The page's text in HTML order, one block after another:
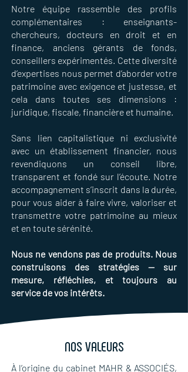
Notre équipe rassemble des profils
complémentaires : enseignants-
chercheurs, docteurs en droit et en
finance, anciens gérants de fonds,
conseillers expérimentés. Cette diversité
d’expertises nous permet d’aborder votre
patrimoine avec exigence et justesse, et
cela dans toutes ses dimensions :
juridique, fiscale, financière et humaine.
Sans lien capitalistique ni exclusivité
avec un établissement financier, nous
revendiquons un conseil libre,
transparent et fondé sur l’écoute. Notre
accompagnement s’inscrit dans la durée,
pour vous aider à faire vivre, valoriser et
transmettre votre patrimoine au mieux
et en toute sérénité.
Nous ne vendons pas de produits. Nous
construisons des stratégies — sur
mesure, réfléchies, et toujours au
service de vos intérêts.
NOS VALEURS
À l’origine du cabinet MAHR & ASSOCIÉS,